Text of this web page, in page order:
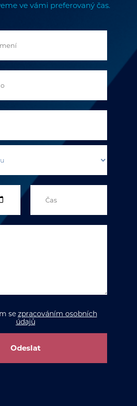
ve vámi preferovaný čas.
se zpracováním osobních
údajů